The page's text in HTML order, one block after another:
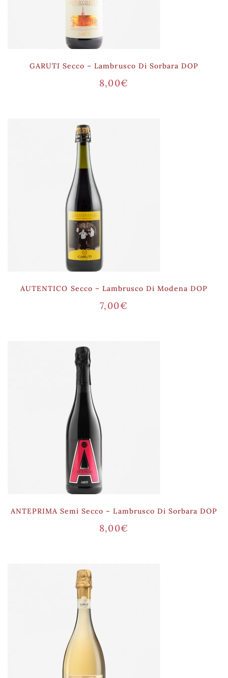
GARUTI Secco – Lambrusco Di Sorbara DOP
8,00€
AUTENTICO Secco – Lambrusco Di Modena DOP
7,00€
ANTEPRIMA Semi Secco – Lambrusco Di Sorbara DOP
8,00€